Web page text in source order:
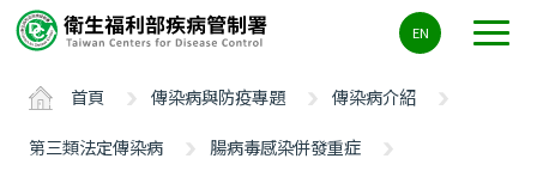
要
ALT+C
EN
首頁 傳染病與防疫專題
傳染病介紹
第三類法定傳染病
腸病毒感染併發重症